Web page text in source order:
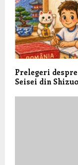
Prelegeri
Seisei din